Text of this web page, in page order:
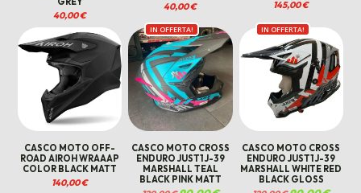
40,00€
40,00€
145,00€
CASCO MOTO OFF-
ROAD AIROH WRAAAP
COLOR BLACK MATT
140,00€
IN OFFERTA!
CASCO MOTO CROSS
ENDURO JUST1 J-39
MARSHALL TEAL
BLACK PINK MATT
IN OFFERTA!
CASCO MOTO CROSS
ENDURO JUST1 J-39
MARSHALL WHITE RED
BLACK GLOSS